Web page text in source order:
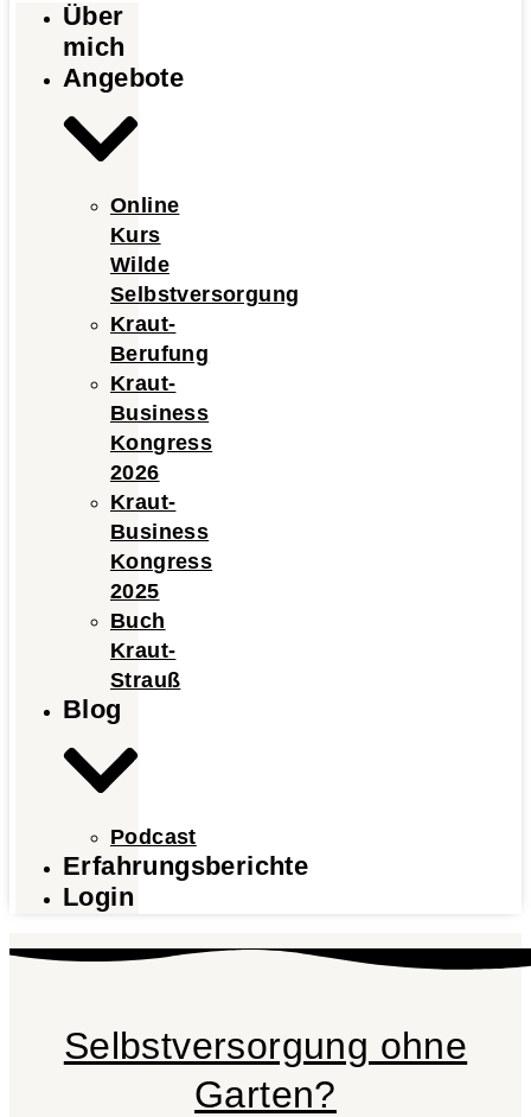
Über
mich
Angebote
Online
Kurs
Wilde
Selbstversorgung
Kraut-
Berufung
Kraut-
Business
Kongress
2026
Kraut-
Business
Kongress
2025
Buch
Kraut-
Strauß
Blog
Podcast
Erfahrungsberichte
Login
Selbstversorgung ohne
Garten?